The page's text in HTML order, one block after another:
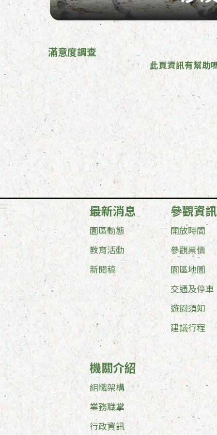
滿意度調查
此頁資訊有幫助
::: 最新消息
園區動態
教育活動
新聞稿
參觀資訊
開放時間
參觀票價
園區地圖
交通及停車
遊園須知
建議行程
機關介紹
組織架構
業務職掌
行政資訊